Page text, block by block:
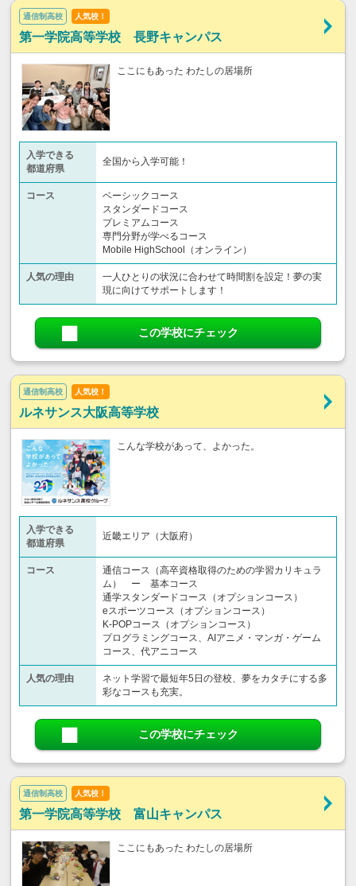
通信制高校 人気校！
第一学院高等学校 長野キャンパス
ここにもあった わたしの居場所
入学できる
都道府県
全国から入学可能！
コース
ベーシックコース
スタンダードコース
プレミアムコース
専門分野が学べるコース
Mobile HighSchool（オンライン）
人気の理由
一人ひとりの状況に合わせて時間割を設定！夢の実
現に向けてサポートします！
この学校にチェック
通信制高校 人気校！
ルネサンス大阪高等学校
こんな学校があって、よかった。
入学できる
都道府県
近畿エリア（大阪府）
コース
通信コース（高卒資格取得のための学習カリキュラ
ム） ー 基本コース
通学スタンダードコース（オプションコース）
eスポーツコース（オプションコース）
K-POPコース（オプションコース）
プログラミングコース、AIアニメ・マンガ・ゲーム
コース、代アニコース
人気の理由
ネット学習で最短年5日の登校、夢をカタチにする多
彩なコースも充実。
この学校にチェック
通信制高校 人気校！
第一学院高等学校 富山キャンパス
ここにもあった わたしの居場所